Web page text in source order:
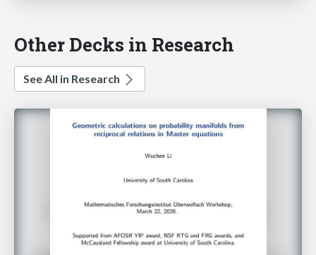
Other Decks in Research
See All in Research